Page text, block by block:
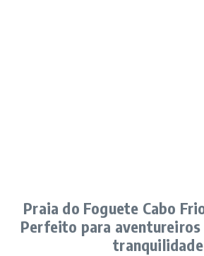
Praia do Foguete Cabo
Perfeito para aventureiros
tranquilidade